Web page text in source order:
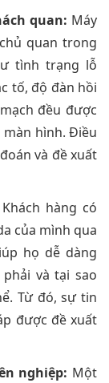
quan: Máy
quan trong
tình trạng lỗ
tố, độ đàn hồi
đều được
hình. Điều
và đề xuất
Khách hàng có
của mình qua
họ dễ dàng
và tại sao
Từ đó, sự tin
được đề xuất
nghiệp: Một